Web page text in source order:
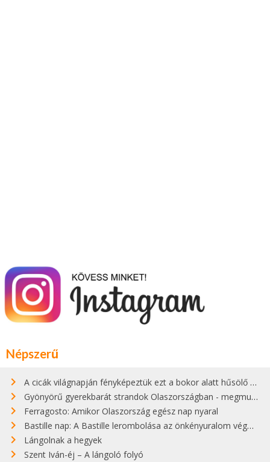
Népszerű
A cicák világnapján fényképeztük ezt a bokor alatt hűsölő cicát Kisorosziban
Gyönyörű gyerekbarát strandok Olaszországban - megmutatjuk a 15 legjobbat
Ferragosto: Amikor Olaszország egész nap nyaral
Bastille nap: A Bastille lerombolása az önkényuralom végét jelentette
Lángolnak a hegyek
Szent Iván-éj – A lángoló folyó